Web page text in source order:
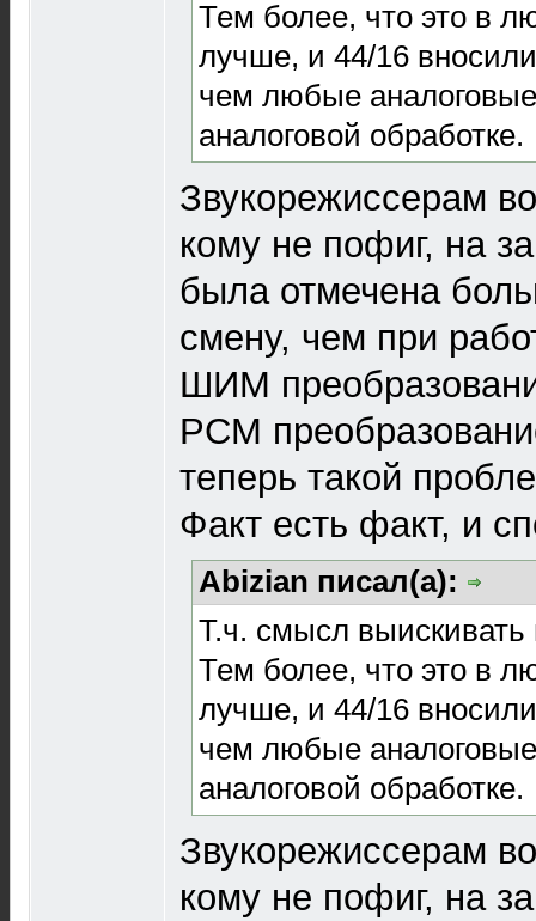
Тем более, что это в
лучше, и 44/16
чем любые
аналоговой обработке.
Звукорежиссерам
кому не пофиг, на
была отмечена
смену, чем при
ШИМ
РСМ
теперь такой
Факт есть факт, и
Abizian писал(а):
Т.ч. смысл выискивать
Тем более, что это в
лучше, и 44/16
чем любые
аналоговой обработке.
Звукорежиссерам
кому не пофиг, на